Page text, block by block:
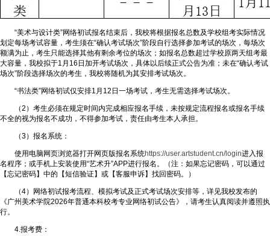
“美术与设计类”网络初试报名结束后，我校将根据报名总数及学校组考实际情况
划定每场考试容量，考生须在“确认考试场次”阶段自行选择参加考试的场次，每场次
额满为止，考生只能选择其他有剩余考位的场次；如报名总数超过学校原两天组考最
大容量，我校拟于1月16日加开考试场次，具体以后续正式公告为准；未在“确认考试
场次”阶段选择场次的考生，我校将随机为其安排考试场次。
“书法类”网络初试仅安排1月12日一场考试，考生无需选择考试场次。
（2）考生必须在规定时间内完成相应报名手续，未按规定流程报名或报名手续
不全的视为报名不成功，不得参加考试，责任由考生本人承担。
（3）报名系统：
使用电脑网页浏览器打开网页版报名系统https://user.artstudent.cn/login进入报
名程序；或手机上安装使用“艺术升”APP进行报名。（注：如果忘记密码，可以通过
【忘记密码】中的【短信验证】或【客服申诉】找回密码。）
（4）网络初试报考流程、模拟考试及正式考试场次安排等，详见我校发布的
《广州美术学院2026年普通本科校考专业网络初试公告》，请考生认真阅读并遵照执
行。
4.报考费：